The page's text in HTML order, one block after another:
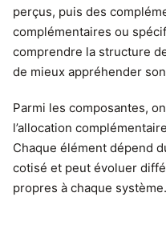
perçus, puis des
complémentaires ou
comprendre la structure
de mieux appréhender
Parmi les composantes,
l’allocation
Chaque élément dépend
cotisé et peut évoluer
propres à chaque système.